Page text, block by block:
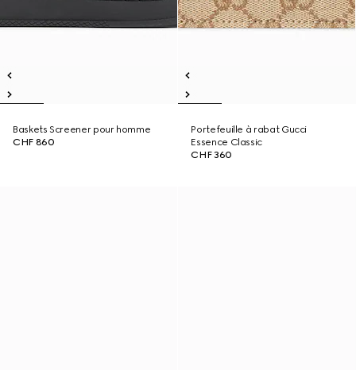
Baskets Screener pour homme
CHF 860
Portefeuille à rabat Gucci
Essence Classic
CHF 360